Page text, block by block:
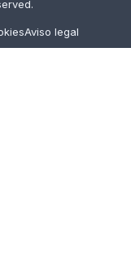
Aviso legal